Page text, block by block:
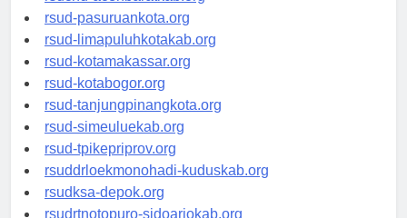
rsucnd-acehbaratkab.org
rsud-pasuruankota.org
rsud-limapuluhkotakab.org
rsud-kotamakassar.org
rsud-kotabogor.org
rsud-tanjungpinangkota.org
rsud-simeuluekab.org
rsud-tpikepriprov.org
rsuddrloekmonohadi-kuduskab.org
rsudksa-depok.org